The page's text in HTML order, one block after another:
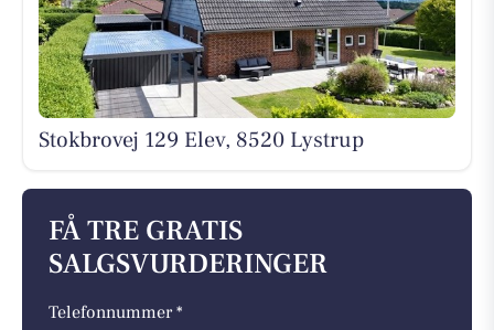
Stokbrovej 129 Elev, 8520 Lystrup
FÅ TRE GRATIS
SALGSVURDERINGER
Telefonnummer *